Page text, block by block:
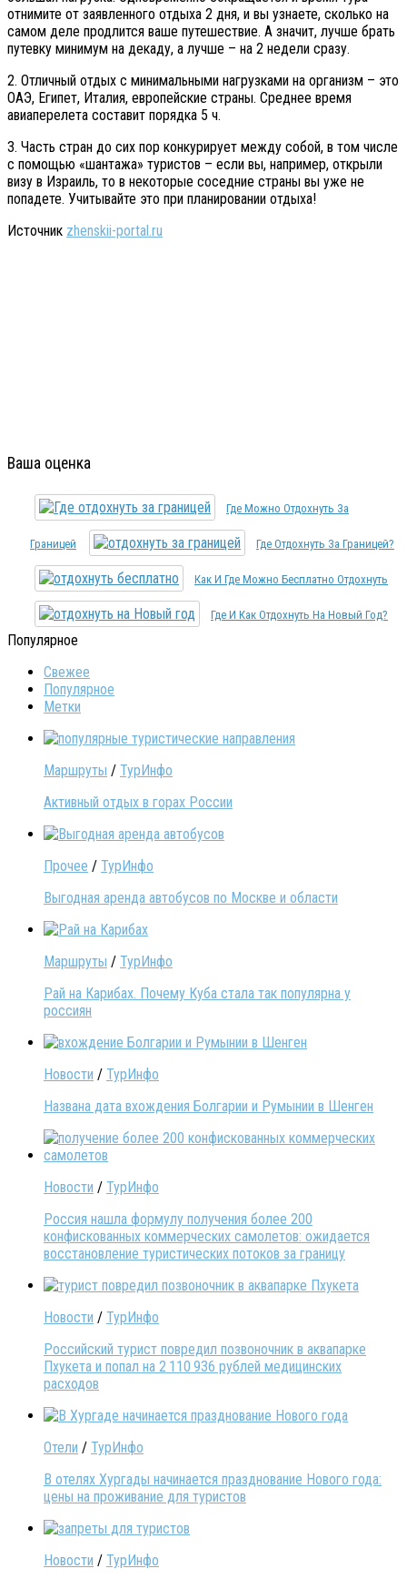
отнимите от заявленного отдыха 2 дня, и вы узнаете, сколько на
самом деле продлится ваше путешествие. А значит, лучше брать
путевку минимум на декаду, а лучше – на 2 недели сразу.
2. Отличный отдых с минимальными нагрузками на организм – это
ОАЭ, Египет, Италия, европейские страны. Среднее время
авиаперелета составит порядка 5 ч.
3. Часть стран до сих пор конкурирует между собой, в том числе
с помощью «шантажа» туристов – если вы, например, открыли
визу в Израиль, то в некоторые соседние страны вы уже не
попадете. Учитывайте это при планировании отдыха!
Источник zhenskii-portal.ru
Ваша оценка
Где Можно Отдохнуть За
Границей Где Отдохнуть За Границей?
Как И Где Можно Бесплатно Отдохнуть
Где И Как Отдохнуть На Новый Год?
Популярное
Свежее
Популярное
Метки
Маршруты / ТурИнфо
Активный отдых в горах России
Прочее / ТурИнфо
Выгодная аренда автобусов по Москве и области
Маршруты / ТурИнфо
Рай на Карибах. Почему Куба стала так популярна у
россиян
Новости / ТурИнфо
Названа дата вхождения Болгарии и Румынии в Шенген
Новости / ТурИнфо
Россия нашла формулу получения более 200
конфискованных коммерческих самолетов: ожидается
восстановление туристических потоков за границу
Новости / ТурИнфо
Российский турист повредил позвоночник в аквапарке
Пхукета и попал на 2 110 936 рублей медицинских
расходов
Отели / ТурИнфо
В отелях Хургады начинается празднование Нового года:
цены на проживание для туристов
Новости / ТурИнфо